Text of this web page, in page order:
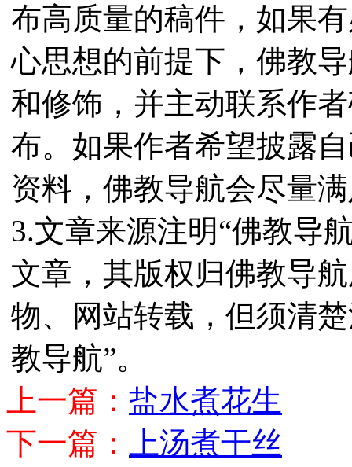
布高质量的稿件，如果
心思想的前提下，佛教
和修饰，并主动联系作
布。如果作者希望披露
资料，佛教导航会尽量
3.文章来源注明“佛教导
文章，其版权归佛教导
物、网站转载，但须清
教导航”。
上一篇： 盐水煮花生
下一篇：
上汤煮干丝